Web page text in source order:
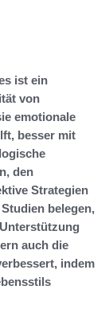
ist ein
von
emotionale
besser mit
den
Strategien
belegen,
auch die
indem